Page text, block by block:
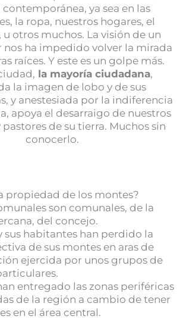
ya sea en las
la ropa, nuestros hogares, el
otros muchos. La visión de un
ha impedido volver la mirada
raíces. Y este es un golpe más.
la mayoría ciudadana,
la imagen de lobo y de sus
y anestesiada por la indiferencia
apoya el desarraigo de nuestros
de su tierra. Muchos sin
conocerlo.
propiedad de los montes?
son comunales, de la
del concejo.
sus habitantes han perdido la
de sus montes en aras de
ejercida por unos grupos de
entregado las zonas periféricas
de la región a cambio de tener
en el área central.